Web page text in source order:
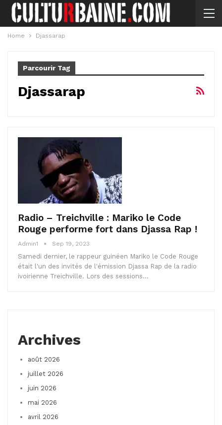
Home Djassarap
Parcourir Tag
Djassarap
Radio – Treichville : Mariko le Code
Rouge performe fort dans Djassa Rap !
Admin1 Sep 19, 2023
Samedi dernier, le rappeur guinéen Mariko le Code Rouge
était l'un des invités de l'émission Djassa Rap de la radio
ivoirienne Treichville. Lors des sessions…
Archives
août 2026
juillet 2026
juin 2026
mai 2026
avril 2026